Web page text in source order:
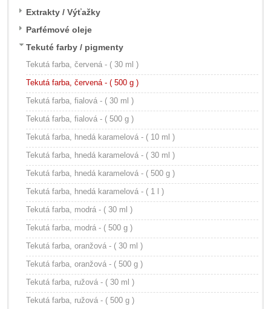
Extrakty / Výťažky
Parfémové oleje
Tekuté farby / pigmenty
Tekutá farba, červená - ( 30 ml )
Tekutá farba, červená - ( 500 g )
Tekutá farba, fialová - ( 30 ml )
Tekutá farba, fialová - ( 500 g )
Tekutá farba, hnedá karamelová - ( 10 ml )
Tekutá farba, hnedá karamelová - ( 30 ml )
Tekutá farba, hnedá karamelová - ( 500 g )
Tekutá farba, hnedá karamelová - ( 1 l )
Tekutá farba, modrá - ( 30 ml )
Tekutá farba, modrá - ( 500 g )
Tekutá farba, oranžová - ( 30 ml )
Tekutá farba, oranžová - ( 500 g )
Tekutá farba, ružová - ( 30 ml )
Tekutá farba, ružová - ( 500 g )